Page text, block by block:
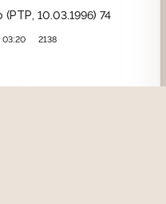
(РТР, 10.03.1996) 74
03:20 2138